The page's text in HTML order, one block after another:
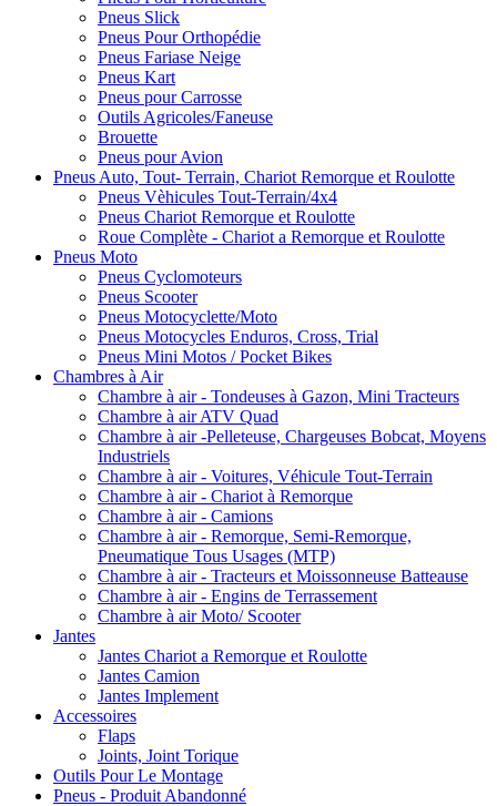
Pneus Slick
Pneus Pour Orthopédie
Pneus Fariase Neige
Pneus Kart
Pneus pour Carrosse
Outils Agricoles/Faneuse
Brouette
Pneus pour Avion
Pneus Auto, Tout- Terrain, Chariot Remorque et Roulotte
Pneus Vèhicules Tout-Terrain/4x4
Pneus Chariot Remorque et Roulotte
Roue Complète - Chariot a Remorque et Roulotte
Pneus Moto
Pneus Cyclomoteurs
Pneus Scooter
Pneus Motocyclette/Moto
Pneus Motocycles Enduros, Cross, Trial
Pneus Mini Motos / Pocket Bikes
Chambres à Air
Chambre à air - Tondeuses à Gazon, Mini Tracteurs
Chambre à air ATV Quad
Chambre à air -Pelleteuse, Chargeuses Bobcat, Moyens
Industriels
Chambre à air - Voitures, Véhicule Tout-Terrain
Chambre à air - Chariot à Remorque
Chambre à air - Camions
Chambre à air - Remorque, Semi-Remorque,
Pneumatique Tous Usages (MTP)
Chambre à air - Tracteurs et Moissonneuse Batteause
Chambre à air - Engins de Terrassement
Chambre à air Moto/ Scooter
Jantes
Jantes Chariot a Remorque et Roulotte
Jantes Camion
Jantes Implement
Accessoires
Flaps
Joints, Joint Torique
Outils Pour Le Montage
Pneus - Produit Abandonné